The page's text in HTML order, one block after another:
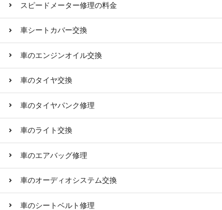
スピードメーター修理の料金
車シートカバー交換
車のエンジンオイル交換
車のタイヤ交換
車のタイヤパンク修理
車のライト交換
車のエアバッグ修理
車のオーディオシステム交換
車のシートベルト修理